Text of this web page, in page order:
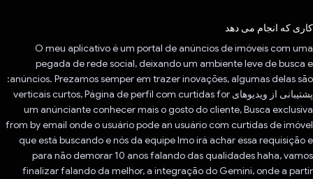
کاری که انجام می دهد
O meu aplicativo é um portal de anúncios de imóveis com uma
pegada de rede social, deixando um ambiente leve de busca e
anúncios. Prezamos semper em trazer inovações, algumas delas são:
پشتیبانی از ویدیوهای verticais curtos, Página de perfil com curtidas for
um anúnciante conhecer mais o gosto do cliente, Busca exclusiva
from by email onde o usuário pode an usuário com curtidas de imóvel
que está buscando e nós da equipe Imo irá achar essa requisição e
para não demorar 10 anos falando das qualidades haha, vamos
finalizar falando da melhor, a integração do Gemini, onde a partir